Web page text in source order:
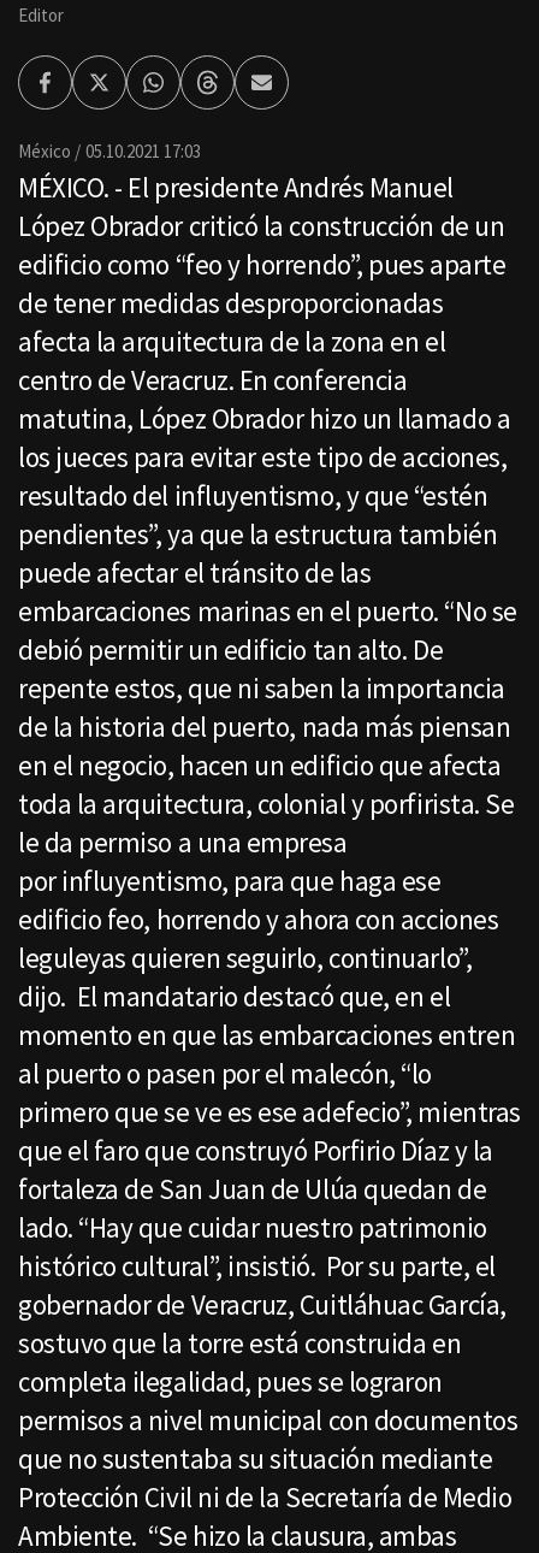
Editor
FacebookTwitterWhatsappThreadsEnviar
por
México 05.10.2021 17:03
MÉXICO. - El presidente Andrés Manuel
López Obrador criticó la construcción de un
edificio como “feo y horrendo”, pues aparte
de tener medidas desproporcionadas
afecta la arquitectura de la zona en el
centro de Veracruz. En conferencia
matutina, López Obrador hizo un llamado a
los jueces para evitar este tipo de acciones,
resultado del influyentismo, y que “estén
pendientes”, ya que la estructura también
puede afectar el tránsito de las
embarcaciones marinas en el puerto. “No se
debió permitir un edificio tan alto. De
repente estos, que ni saben la importancia
de la historia del puerto, nada más piensan
en el negocio, hacen un edificio que afecta
toda la arquitectura, colonial y porfirista. Se
le da permiso a una empresa
por influyentismo, para que haga ese
edificio feo, horrendo y ahora con acciones
leguleyas quieren seguirlo, continuarlo”,
dijo. El mandatario destacó que, en el
momento en que las embarcaciones entren
al puerto o pasen por el malecón, “lo
primero que se ve es ese adefecio”, mientras
que el faro que construyó Porfirio Díaz y la
fortaleza de San Juan de Ulúa quedan de
lado. “Hay que cuidar nuestro patrimonio
histórico cultural”, insistió. Por su parte, el
gobernador de Veracruz, Cuitláhuac García,
sostuvo que la torre está construida en
completa ilegalidad, pues se lograron
permisos a nivel municipal con documentos
que no sustentaba su situación mediante
Protección Civil ni de la Secretaría de Medio
Ambiente. “Se hizo la clausura, ambas